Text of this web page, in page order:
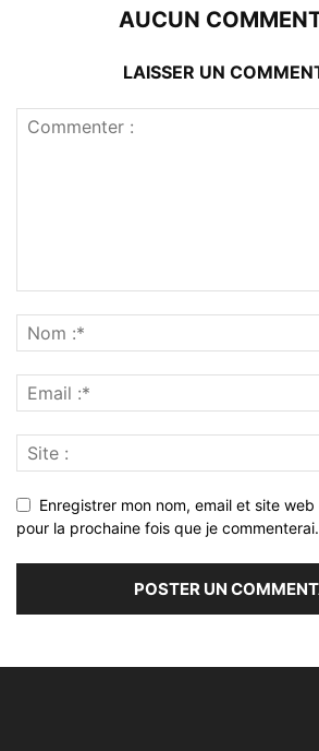
AUCUN
LAISSER UN
Enregistrer mon nom, email et site
pour la prochaine fois que je commenterai.